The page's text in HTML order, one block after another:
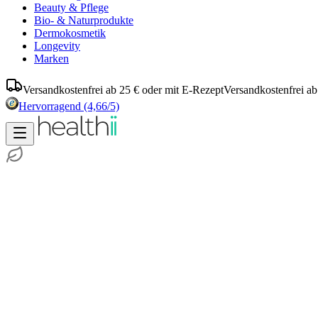
Beauty & Pflege
Bio- & Naturprodukte
Dermokosmetik
Longevity
Marken
Versandkostenfrei ab 25 € oder mit E-RezeptVersandkostenfrei
Hervorragend (4,66/5)